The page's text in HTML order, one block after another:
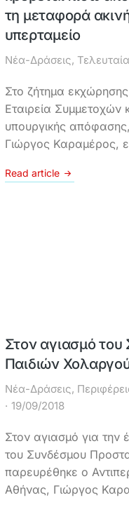
τη μεταφορά
υπερταμείο
Νέα-Δράσεις,
Στο ζήτημα
Εταιρεία Συμμετοχών
υπουργικής
Γιώργος Καραμέρος,
Read article
Στον αγιασμό
Παιδιών
Νέα-Δράσεις,
19/09/2018
Στον αγιασμό για την
του Συνδέσμου
παρευρέθηκε ο
Αθήνας, Γιώργος